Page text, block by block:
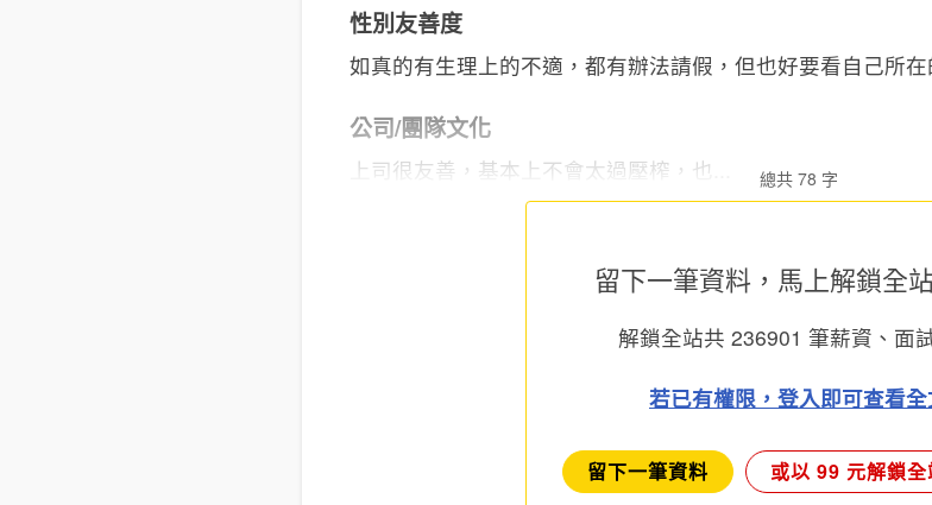
性別友善度
如真的有生理上的不適，都有辦法請假，但也好要看自己所在
公司/團隊文化
上司很友善，基本上不會太過壓榨，也... 總共 78 字
留下一筆資料，馬上解鎖全
解鎖全站共 236901 筆薪資、面
若已有權限，登入即可查看
留下一筆資料 或以 99 元解鎖全